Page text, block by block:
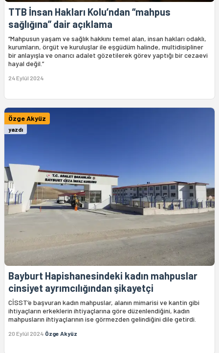
TTB İnsan Hakları Kolu’ndan “mahpus
sağlığına” dair açıklama
“Mahpusun yaşam ve sağlık hakkını temel alan, insan hakları odaklı,
kurumların, örgüt ve kuruluşlar ile eşgüdüm halinde, multidisipliner
bir anlayışla ve onarıcı adalet gözetilerek görev yaptığı bir cezaevi
hayal değil.”
24 Eylül 2024
Özge Akyüz
yazdı
Bayburt Hapishanesindeki kadın mahpuslar
cinsiyet ayrımcılığından şikayetçi
CİSST’e başvuran kadın mahpuslar, alanın mimarisi ve kantin gibi
ihtiyaçların erkeklerin ihtiyaçlarına göre düzenlendiğini, kadın
mahpusların ihtiyaçlarının ise görmezden gelindiğini dile getirdi.
20 Eylül 2024 Özge Akyüz